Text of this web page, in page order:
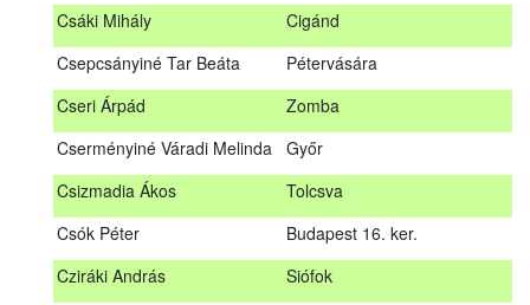
Csáki Mihály
Cigánd
Csepcsányiné Tar Beáta
Pétervására
Cseri Árpád
Zomba
Cserményiné Váradi Melinda Győr
Csizmadia Ákos
Tolcsva
Csók Péter
Budapest 16. ker.
Cziráki András
Siófok
Bodor Botond
Szentgál
Boross László
Bődy Miklós
Bús Ákos
Hőgyész
Barcs